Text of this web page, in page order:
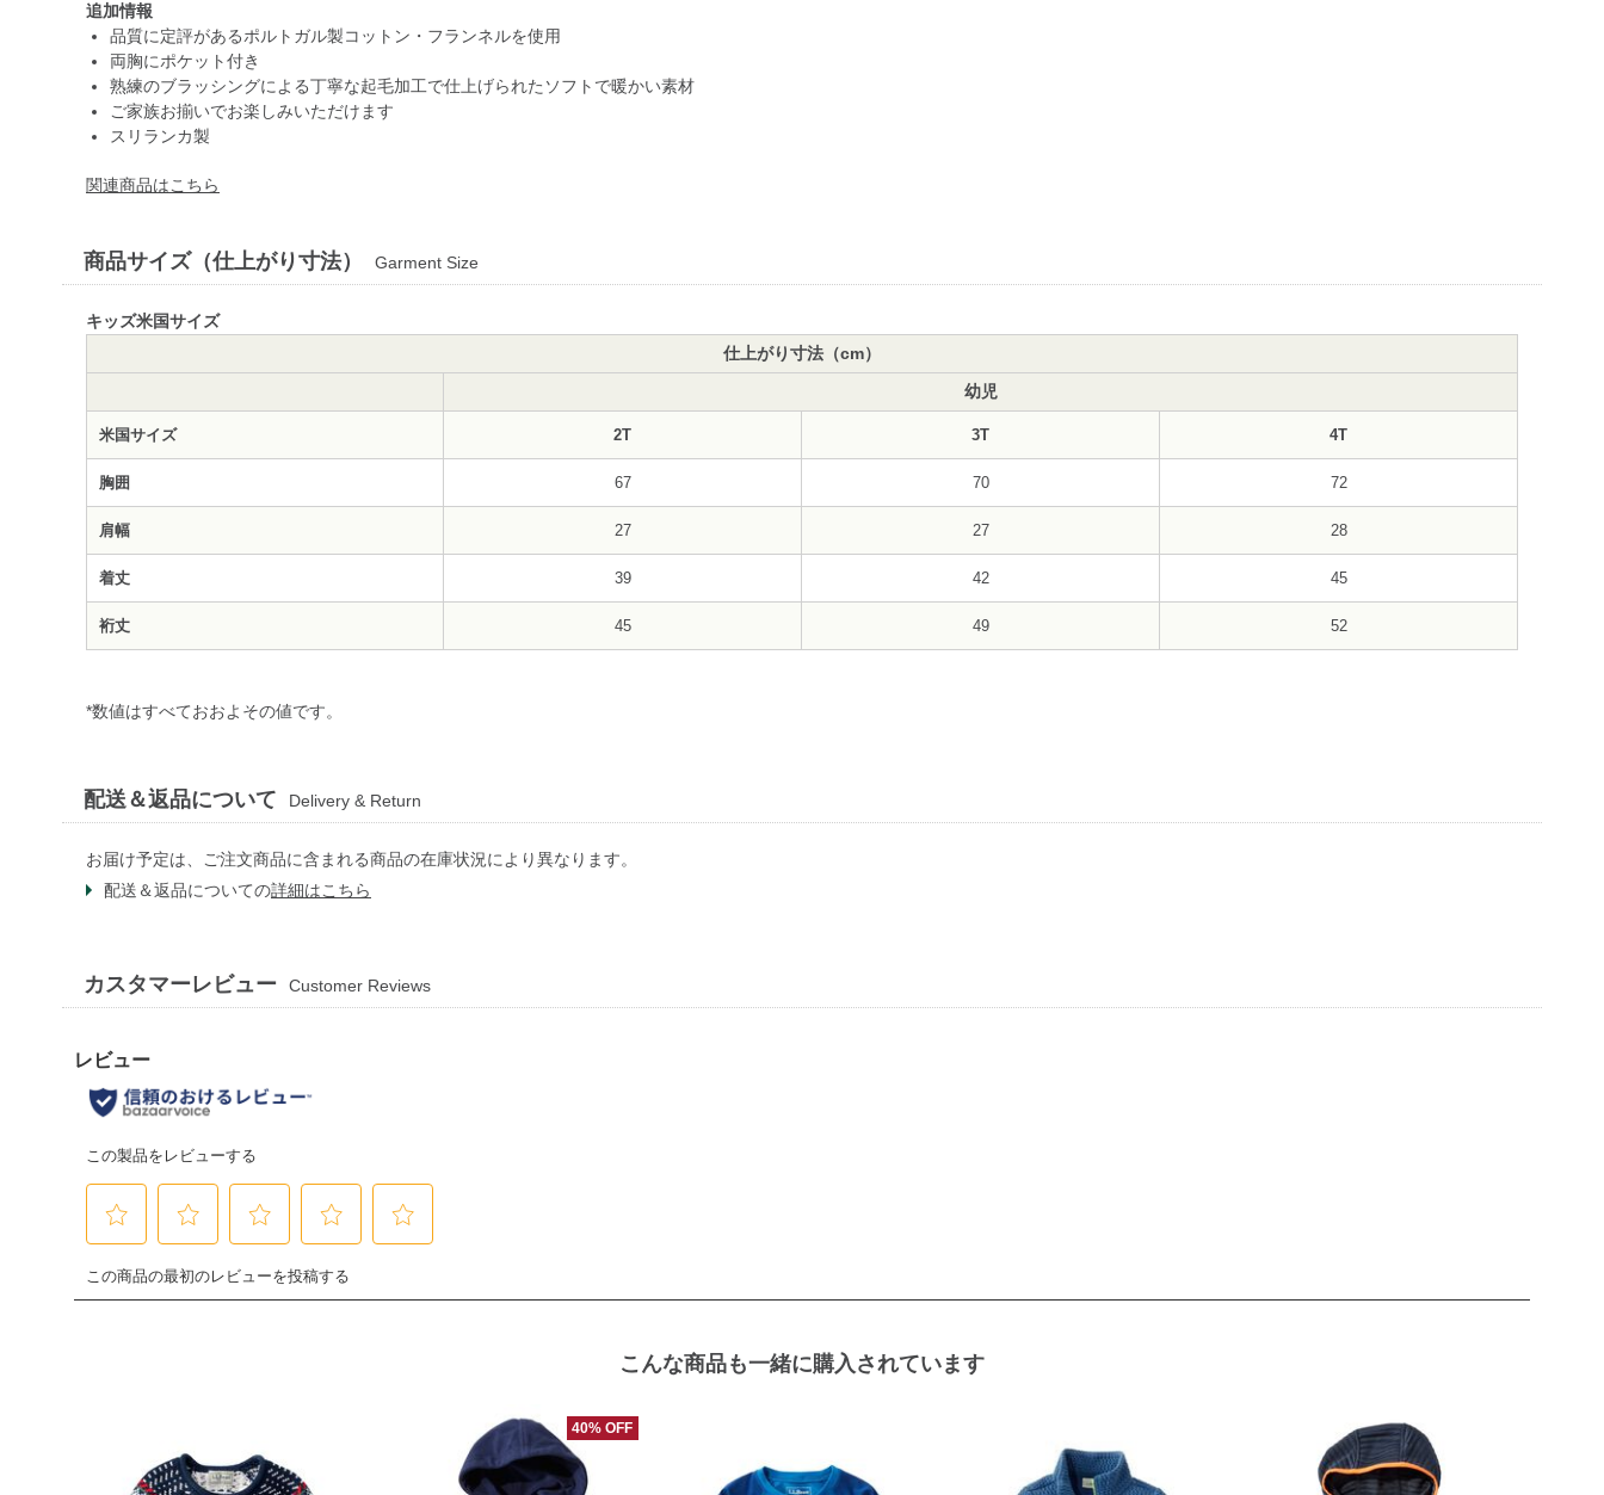
追加情報
品質に定評があるポルトガル製コットン・フランネルを使用
両胸にポケット付き
熟練のブラッシングによる丁寧な起毛加工で仕上げられたソフトで暖かい素材
ご家族お揃いでお楽しみいただけます
スリランカ製
関連商品はこちら
商品サイズ（仕上がり寸法） Garment Size
キッズ米国サイズ
仕上がり寸法（cm）
幼児
米国サイズ 2T 3T 4T
胸囲 67 70 72
肩幅 27 27 28
着丈 39 42 45
裄丈 45 49 52
*数値はすべておおよその値です。
配送＆返品について Delivery & Return
お届け予定は、ご注文商品に含まれる商品の在庫状況により異なります。
配送＆返品についての詳細はこちら
カスタマーレビュー Customer Reviews
こんな商品も一緒に購入されています
40% OFF